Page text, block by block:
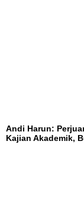
Andi Harun:
Kajian Akademik,